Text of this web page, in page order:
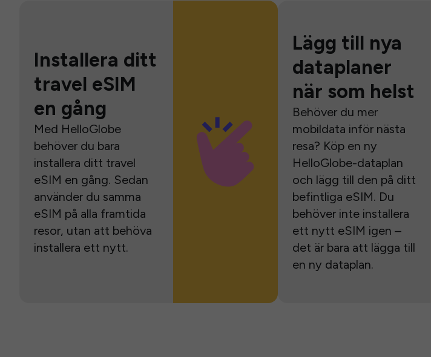
Installera ditt
travel eSIM
en gång
Med HelloGlobe
behöver du bara
installera ditt travel
eSIM en gång. Sedan
använder du samma
eSIM på alla framtida
resor, utan att behöva
installera ett nytt.
Lägg till nya
dataplaner
när som helst
Behöver du mer
mobildata inför nästa
resa? Köp en ny
HelloGlobe-dataplan
och lägg till den på ditt
befintliga eSIM. Du
behöver inte installera
ett nytt eSIM igen –
det är bara att lägga till
en ny dataplan.